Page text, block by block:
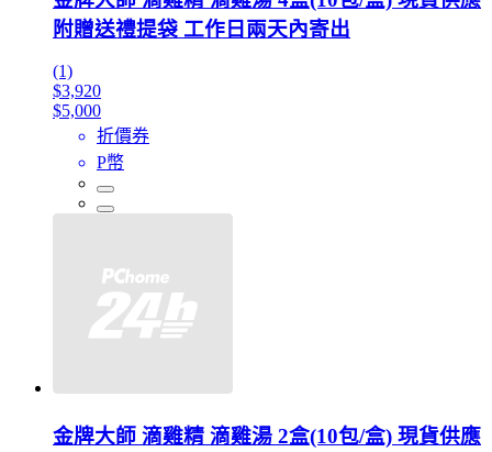
附贈送禮提袋 工作日兩天內寄出
(1)
$3,920
$5,000
折價券
P幣
金牌大師 滴雞精 滴雞湯 2盒(10包/盒) 現貨供應